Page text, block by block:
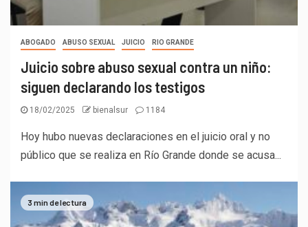
ABOGADO ABUSO SEXUAL JUICIO RIO GRANDE
Juicio sobre abuso sexual contra un niño:
siguen declarando los testigos
18/02/2025 bienalsur 1184
Hoy hubo nuevas declaraciones en el juicio oral y no
público que se realiza en Río Grande donde se acusa...
3 min de lectura